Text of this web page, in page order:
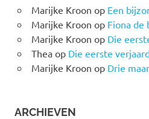
Marijke Kroon op Een
Marijke Kroon op Fiona de
Marijke Kroon op Die
Theaop Die eerste
Marijke Kroon op Drie
ARCHIEVEN